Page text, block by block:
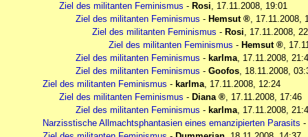
Ziel des militanten Feminismus - Rosi, 17.11.2008, 19:01
Ziel des militanten Feminismus - Hemsut , 17.11.2008,
Ziel des militanten Feminismus - Rosi, 17.11.2008,
Ziel des militanten Feminismus - Hemsut ,
Ziel des militanten Feminismus - karlma, 17.11.2008,
Ziel des militanten Feminismus - Goofos, 18.11.2008,
Ziel des militanten Feminismus - karlma, 17.11.2008, 12:24
Ziel des militanten Feminismus - Diana , 17.11.2008, 17:46
Ziel des militanten Feminismus - karlma, 17.11.2008,
Narzisstische Allmachtsphantasien eines emanzipierten Parasits -